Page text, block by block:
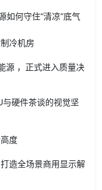
如何守住“清凉”底气
冷机房
源 ，正式进入质量决
硬件茶谈的视觉坚
度
造全场景商用显示解